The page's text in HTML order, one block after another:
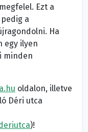
Ezt a
a
Ha
egy ilyen
minden
oldalon, illetve
Déri utca
)!